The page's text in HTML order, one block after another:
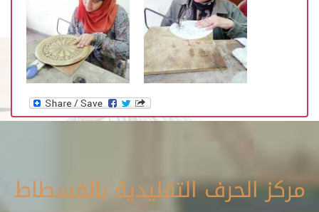
مركز الحرف التقليدية بالفسطاط